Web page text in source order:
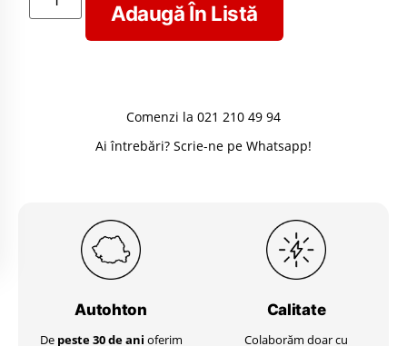
Adaugă În Listă
Comenzi la 021 210 49 94
Ai întrebări? Scrie-ne pe Whatsapp!
Autohton
De peste 30 de ani oferim
Calitate
Colaborăm doar cu